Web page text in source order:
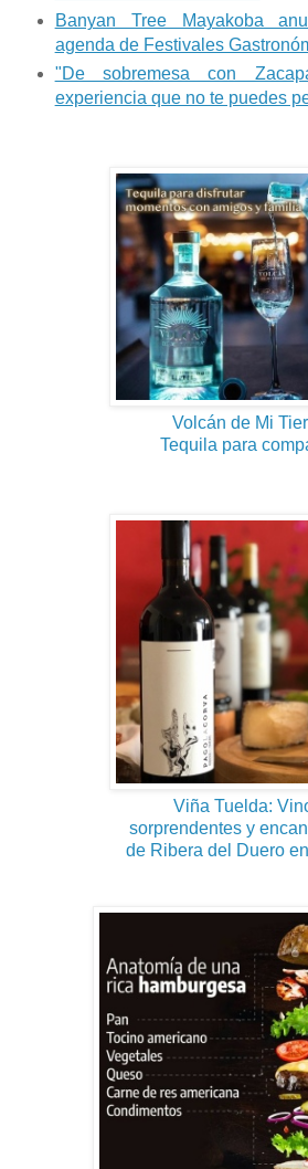
Banyan Tree Mayakoba
agenda de Festivales
"De sobremesa con
experiencia que no te puedes
Volcán de Mi
Tequila para
Viña Tuelda:
sorprendentes y
de Ribera del Duero